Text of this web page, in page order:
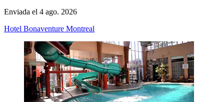
Enviada el 4 ago. 2026
Hotel Bonaventure Montreal